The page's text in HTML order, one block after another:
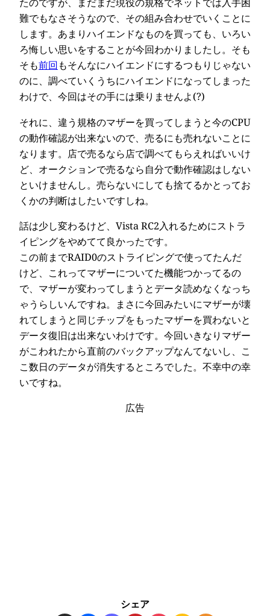
たのですが、まだまだ現役の規格でネットでは入手困
難でもなさそうなので、その組み合わせでいくことに
します。あまりハイエンドなものを買っても、いろい
ろ悔しい思いをすることが今回わかりましたし。そも
そも前回もそんなにハイエンドにするつもりじゃない
のに、調べていくうちにハイエンドになってしまった
わけで、今回はその手には乗りませんよ(?)
それに、違う規格のマザーを買ってしまうと今のCPU
の動作確認が出来ないので、売るにも売れないことに
なります。店で売るなら店で調べてもらえればいいけ
ど、オークションで売るなら自分で動作確認はしない
といけませんし。売らないにしても捨てるかとってお
くかの判断はしたいですしね。
話は少し変わるけど、Vista RC2入れるためにストラ
イピングをやめてて良かったです。
この前までRAID0のストライピングで使ってたんだ
けど、これってマザーについてた機能つかってるの
で、マザーが変わってしまうとデータ読めなくなっち
ゃうらしいんですね。まさに今回みたいにマザーが壊
れてしまうと同じチップをもったマザーを買わないと
データ復旧は出来ないわけです。今回いきなりマザー
がこわれたから直前のバックアップなんてないし、こ
こ数日のデータが消失するところでした。不幸中の幸
いですね。
広告
シェア